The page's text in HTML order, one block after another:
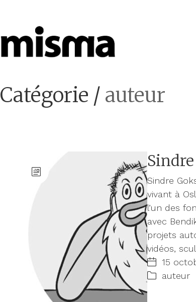
Catégorie / auteur
Sindre
vivant à
l’un des
avec
projets
vidéos,
15
auteur